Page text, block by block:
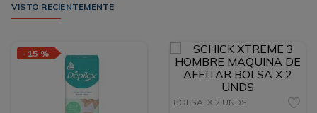
VISTO RECIENTEMENTE
- 15 %
BOLSA X 2 UNDS